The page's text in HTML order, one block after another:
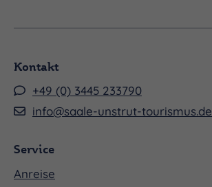
Kontakt
+49 (0) 3445 233790
info@saale-unstrut-tourismus.de
Service
Anreise